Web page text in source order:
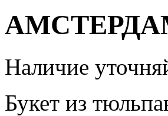
Наличие
Букет из